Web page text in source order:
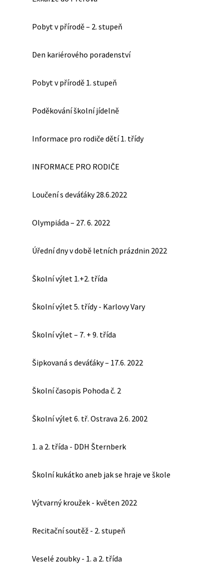
Pobyt v přírodě – 2. stupeň
Den kariérového poradenství
Pobyt v přírodě 1. stupeň
Poděkování školní jídelně
Informace pro rodiče dětí 1. třídy
INFORMACE PRO RODIČE
Loučení s deváťáky 28.6.2022
Olympiáda – 27. 6. 2022
Úřední dny v době letních prázdnin 2022
Školní výlet 1.+2. třída
Školní výlet 5. třídy - Karlovy Vary
Školní výlet – 7. + 9. třída
Šipkovaná s deváťáky – 17.6. 2022
Školní časopis Pohoda č. 2
Školní výlet 6. tř. Ostrava 2.6. 2002
1. a 2. třída - DDH Šternberk
Školní kukátko aneb jak se hraje ve škole
Výtvarný kroužek - květen 2022
Recitační soutěž - 2. stupeň
Veselé zoubky - 1. a 2. třída